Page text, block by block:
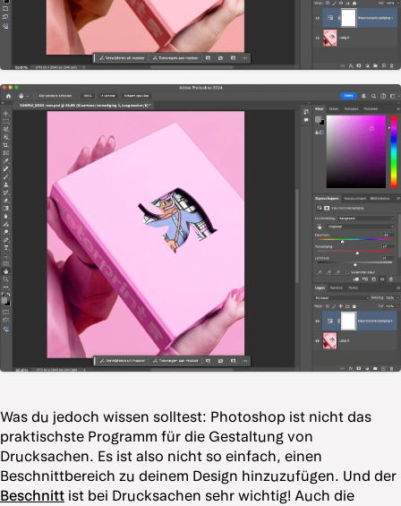
Was du jedoch wissen solltest: Photoshop ist nicht das
praktischste Programm für die Gestaltung von
Drucksachen. Es ist also nicht so einfach, einen
Beschnittbereich zu deinem Design hinzuzufügen. Und der
Beschnitt ist bei Drucksachen sehr wichtig! Auch die